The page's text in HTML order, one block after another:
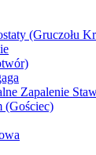
(Gruczołu
Zapalenie
(Gościec)